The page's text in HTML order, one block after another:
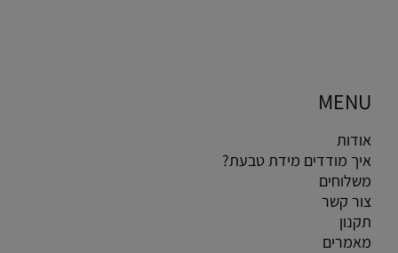
MENU
אודות
איך מודדים מידת טבעת?
משלוחים
צור קשר
תקנון
מאמרים